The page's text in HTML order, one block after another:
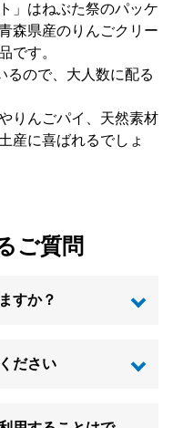
」はねぶた祭のパッケ
森県産のりんごクリー
です。
るので、大人数に配る
りんごパイ、天然素材
産に喜ばれるでしょ
ご質問
すか？
ださい